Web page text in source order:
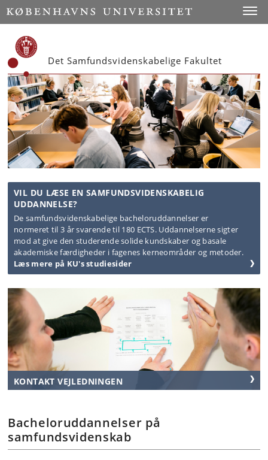
Start
Det Samfundsvidenskabelige Fakultet
VIL DU LÆSE EN SAMFUNDSVIDENSKABELIG
UDDANNELSE?
De samfundsvidenskabelige bacheloruddannelser er
normeret til 3 år svarende til 180 ECTS. Uddannelserne sigter
mod at give den studerende solide kundskaber og basale
akademiske færdigheder i fagenes kerneområder og metoder.
Læs mere på KU's studiesider
KONTAKT VEJLEDNINGEN
Bacheloruddannelser på
samfundsvidenskab